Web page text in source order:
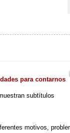
para contarnos
subtítulos
motivos,